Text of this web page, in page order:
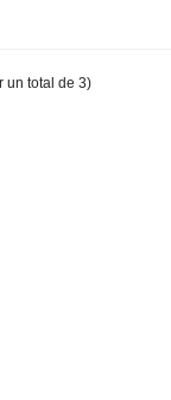
un total de 3)